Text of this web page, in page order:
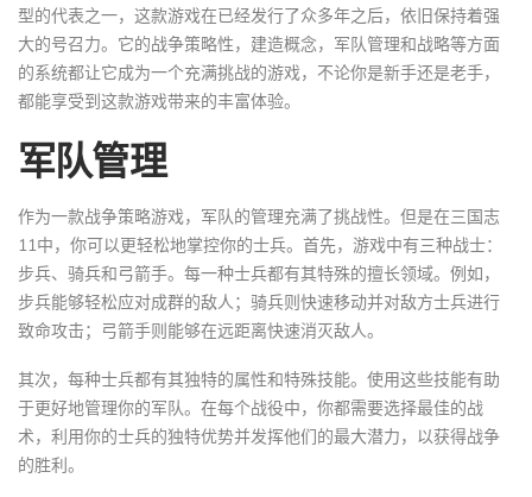
型的代表之一，这款游戏在已经发行了众多年之后，依旧保持着强
大的号召力。它的战争策略性，建造概念，军队管理和战略等方面
的系统都让它成为一个充满挑战的游戏，不论你是新手还是老手，
都能享受到这款游戏带来的丰富体验。
军队管理
作为一款战争策略游戏，军队的管理充满了挑战性。但是在三国志
11中，你可以更轻松地掌控你的士兵。首先，游戏中有三种战士：
步兵、骑兵和弓箭手。每一种士兵都有其特殊的擅长领域。例如，
步兵能够轻松应对成群的敌人；骑兵则快速移动并对敌方士兵进行
致命攻击；弓箭手则能够在远距离快速消灭敌人。
其次，每种士兵都有其独特的属性和特殊技能。使用这些技能有助
于更好地管理你的军队。在每个战役中，你都需要选择最佳的战
术，利用你的士兵的独特优势并发挥他们的最大潜力，以获得战争
的胜利。